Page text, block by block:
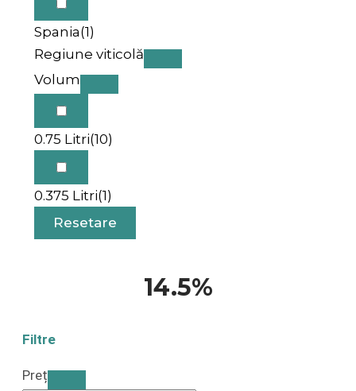
Spania(1)
Regiune viticolă
Volum
0.75 Litri(10)
0.375 Litri(1)
Resetare
14.5%
Filtre
Preț